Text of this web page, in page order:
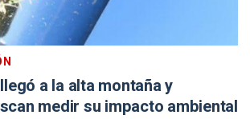
a la alta montaña y
medir su impacto ambiental